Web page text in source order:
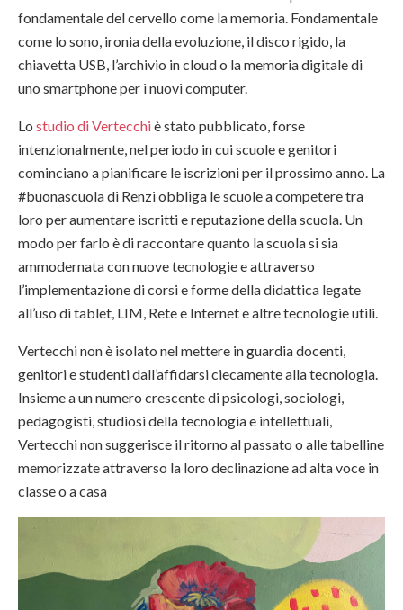
fondamentale del cervello come la memoria. Fondamentale
come lo sono, ironia della evoluzione, il disco rigido, la
chiavetta USB, l’archivio in cloud o la memoria digitale di
uno smartphone per i nuovi computer.
Lo studio di Vertecchiè stato pubblicato, forse
intenzionalmente, nel periodo in cui scuole e genitori
cominciano a pianificare le iscrizioni per il prossimo anno. La
#buonascuola di Renzi obbliga le scuole a competere tra
loro per aumentare iscritti e reputazione della scuola. Un
modo per farlo è di raccontare quanto la scuola si sia
ammodernata con nuove tecnologie e attraverso
l’implementazione di corsi e forme della didattica legate
all’uso di tablet, LIM, Rete e Internet e altre tecnologie utili.
Vertecchi non è isolato nel mettere in guardia docenti,
genitori e studenti dall’affidarsi ciecamente alla tecnologia.
Insieme a un numero crescente di psicologi, sociologi,
pedagogisti, studiosi della tecnologia e intellettuali,
Vertecchi non suggerisce il ritorno al passato o alle tabelline
memorizzate attraverso la loro declinazione ad alta voce in
classe o a casa